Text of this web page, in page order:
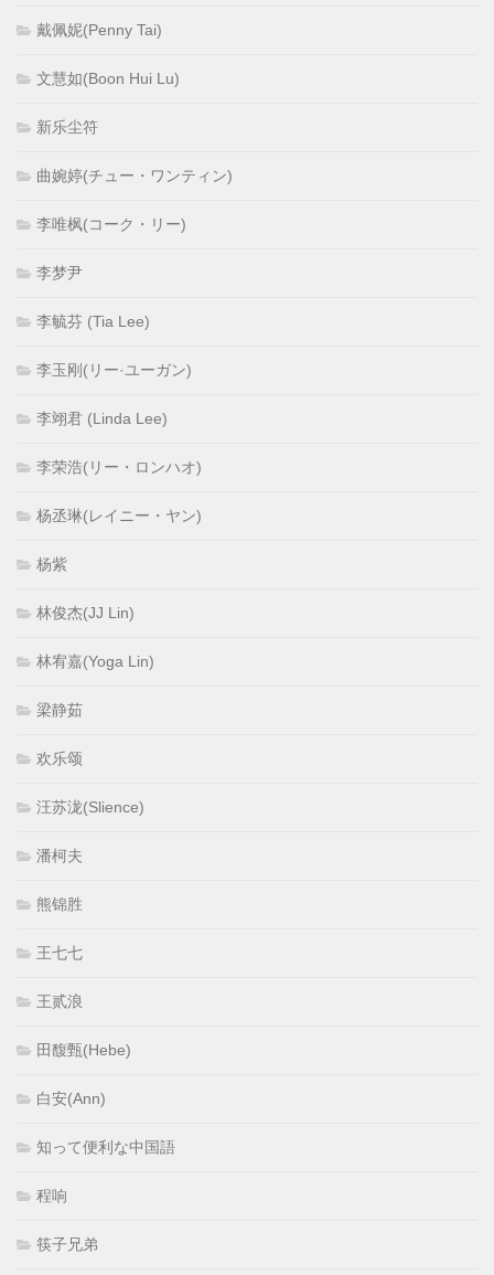
戴佩妮(Penny Tai)
文慧如(Boon Hui Lu)
新乐尘符
曲婉婷(チュー・ワンティン)
李唯枫(コーク・リー)
李梦尹
李毓芬 (Tia Lee)
李玉刚(リー·ユーガン)
李翊君 (Linda Lee)
李荣浩(リー・ロンハオ)
杨丞琳(レイニー・ヤン)
杨紫
林俊杰(JJ Lin)
林宥嘉(Yoga Lin)
梁静茹
欢乐颂
汪苏泷(Slience)
潘柯夫
熊锦胜
王七七
王贰浪
田馥甄(Hebe)
白安(Ann)
知って便利な中国語
程响
筷子兄弟